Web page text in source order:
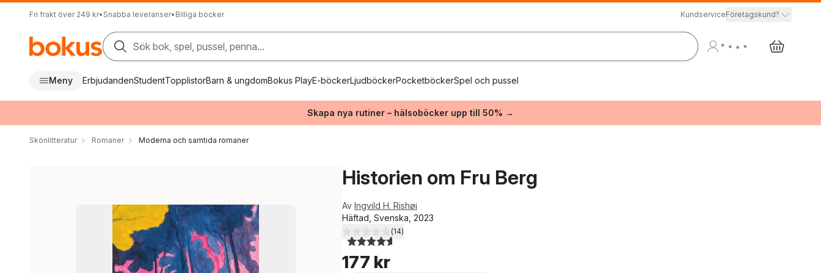
Fri frakt över 249 kr• Snabba leveranser• Billiga böcker KundserviceFöretagskund?
Sök bok, spel, pussel, penna...
Meny ErbjudandenStudentTopplistorBarn & ungdomBokus PlayE-böckerLjudböckerPocketböckerSpel och pussel
Skapa nya rutiner – hälsoböcker upp till 50% →
Skönlitteratur Romaner Moderna och samtida romaner
Historien om Fru Berg
Av Ingvild H. Rishøi
Häftad, Svenska, 2023
4,6utav 5 stjärnor. Totalt antal röster:
(14)
177 kr